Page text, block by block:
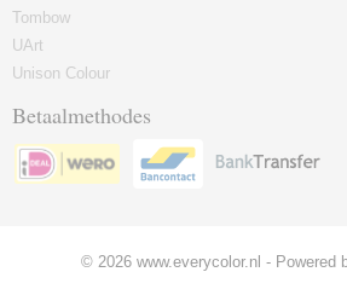
Tombow
UArt
Unison Colour
Betaalmethodes
© 2026 www.everycolor.nl - Powered